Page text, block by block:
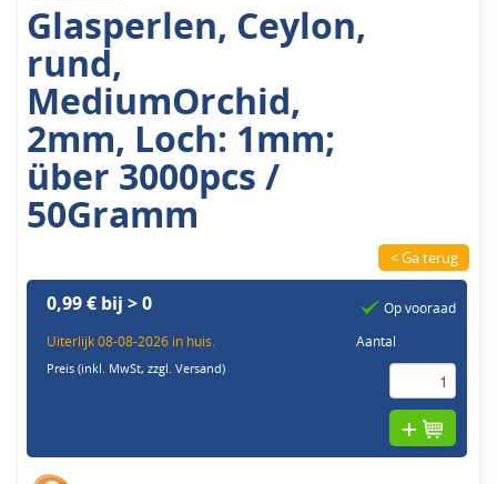
Glasperlen, Ceylon,
rund,
MediumOrchid,
2mm, Loch: 1mm;
über 3000pcs /
50Gramm
< Ga terug
0,99 € bij > 0
Uiterlijk 08-08-2026 in huis.
Preis (inkl. MwSt,zzgl. Versand)
Op vooraad
Aantal